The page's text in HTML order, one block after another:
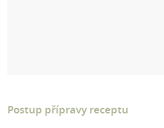
Postup přípravy receptu